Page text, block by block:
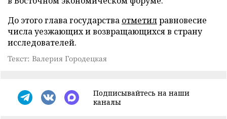
До этого глава государства отметилравновесие
числа уезжающих и возвращающихся в страну
исследователей.
Текст: Валерия Городецкая
Подписывайтесь на наши
каналы